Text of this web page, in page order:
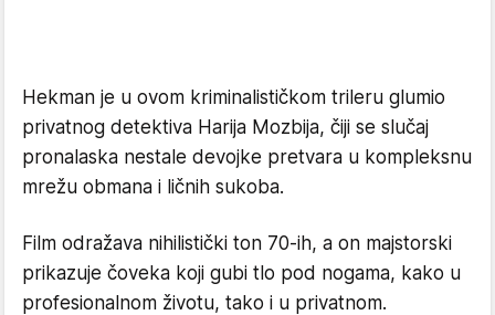
Hekman je u ovom kriminalističkom trileru glumio
privatnog detektiva Harija Mozbija, čiji se slučaj
pronalaska nestale devojke pretvara u kompleksnu
mrežu obmana i ličnih sukoba.
Film odražava nihilistički ton 70-ih, a on majstorski
prikazuje čoveka koji gubi tlo pod nogama, kako u
profesionalnom životu, tako i u privatnom.